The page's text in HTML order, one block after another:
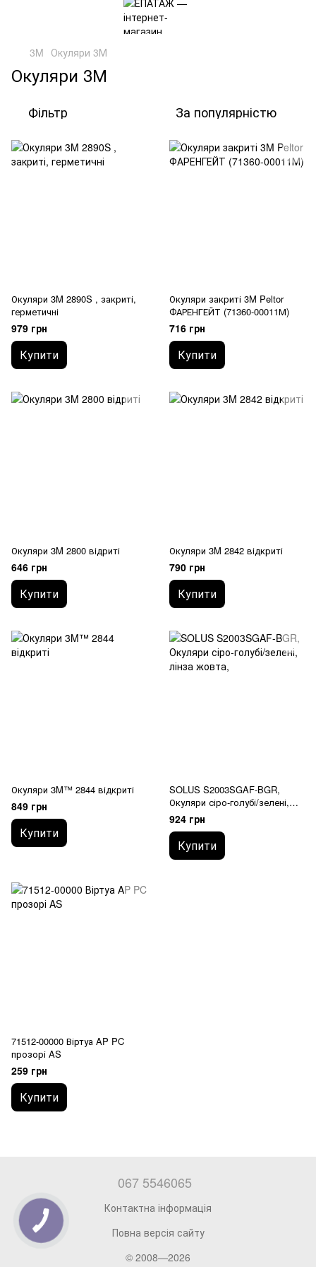
3M Окуляри 3М
Окуляри 3М
Фільтр За популярністю
Окуляри 3M 2890S , закриті,
герметичні
979 грн
Купити
Окуляри закриті 3M Peltor
ФАРЕНГЕЙТ (71360-00011М)
716 грн
Купити
Окуляри 3M 2800 відриті
646 грн
Купити
Окуляри 3M 2842 відкриті
790 грн
Купити
Окуляри 3M™ 2844 відкриті
849 грн
Купити
SOLUS S2003SGAF-BGR,
Окуляри сіро-голубі/зелені,
лінза жовта,
924 грн
Купити
71512-00000 Віртуа AP PC
прозорі AS
259 грн
Купити
067 5546065
Контактна інформація
Повна версія сайту
© 2008—2026